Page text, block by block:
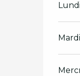
Lundi
Mardi